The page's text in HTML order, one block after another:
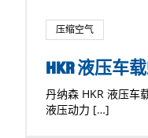
压缩空气
HKR 液压车
丹纳森 HKR 液压车
液压动力 […]